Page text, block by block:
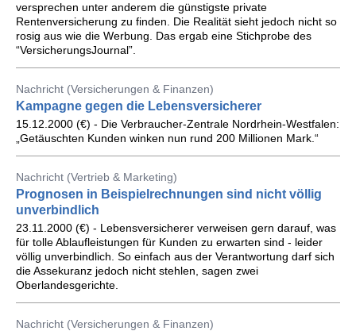
versprechen unter anderem die günstigste private
Rentenversicherung zu finden. Die Realität sieht jedoch nicht so
rosig aus wie die Werbung. Das ergab eine Stichprobe des
“VersicherungsJournal”.
Nachricht (Versicherungen & Finanzen)
Kampagne gegen die Lebensversicherer
15.12.2000 (€) - Die Verbraucher-Zentrale Nordrhein-Westfalen:
„Getäuschten Kunden winken nun rund 200 Millionen Mark.“
Nachricht (Vertrieb & Marketing)
Prognosen in Beispielrechnungen sind nicht völlig
unverbindlich
23.11.2000 (€) - Lebensversicherer verweisen gern darauf, was
für tolle Ablaufleistungen für Kunden zu erwarten sind - leider
völlig unverbindlich. So einfach aus der Verantwortung darf sich
die Assekuranz jedoch nicht stehlen, sagen zwei
Oberlandesgerichte.
Nachricht (Versicherungen & Finanzen)